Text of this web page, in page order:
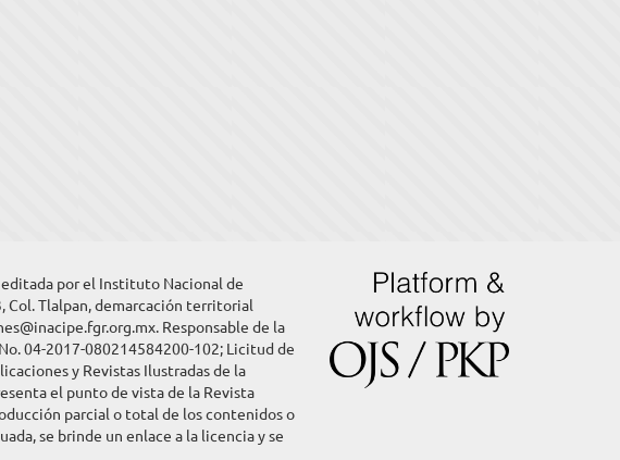
editada por el Instituto Nacional de
Col. Tlalpan, demarcación territorial
Responsable de la
04-2017-080214584200-102; Licitud de
y Revistas Ilustradas de la
el punto de vista de la Revista
parcial o total de los contenidos o
se brinde un enlace a la licencia y se